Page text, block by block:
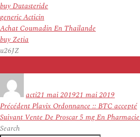
buy Dutasteride
generic Acticin
Achat Coumadin En Thailande
buy Zetia
u26JZ
actile
21 mai 201921 mai 2019
Navigation
de
l’article
PrécédentArticle
précédent :
Plavix Ordonnance :: BTC accepté
Suivant Article
Vente De Proscar 5 mg En
Search